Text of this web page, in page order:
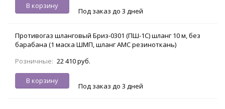
В корзину
Под заказ до 3 дней
Противогаз шланговый Бриз-0301 (ПШ-1С) шланг 10 м, без
барабана (1 маска ШМП, шланг АМС резиноткань)
Розничные: 22 410 руб.
В корзину
Под заказ до 3 дней